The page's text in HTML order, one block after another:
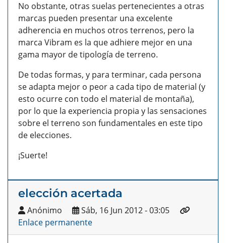
No obstante, otras suelas pertenecientes a otras
marcas pueden presentar una excelente
adherencia en muchos otros terrenos, pero la
marca Vibram es la que adhiere mejor en una
gama mayor de tipología de terreno.
De todas formas, y para terminar, cada persona
se adapta mejor o peor a cada tipo de material (y
esto ocurre con todo el material de montaña),
por lo que la experiencia propia y las sensaciones
sobre el terreno son fundamentales en este tipo
de elecciones.
¡Suerte!
elección acertada
Anónimo
Sáb, 16 Jun 2012 - 03:05
Enlace permanente